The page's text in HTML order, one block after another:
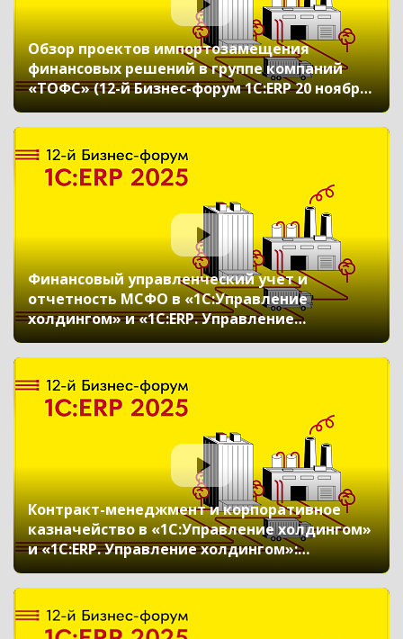
Обзор проектов импортозамещения
финансовых решений в группе компаний
«ТОФС» (12-й Бизнес-форум 1С:ERP 20 ноября
2025 г., Стружкова Юлия, АО «Технологии
ОФС»)
Финансовый управленческий учет и
отчетность МСФО в «1С:Управление
холдингом» и «1С:ERP. Управление
холдингом»: универсальная трансляция,
учет внеоборотных активов, оборотного
капитала, финансовых инструментов, Smart
close и консолидации отчетности
Контракт-менеджмент и корпоративное
казначейство в «1С:Управление холдингом»
и «1С:ERP. Управление холдингом»:
финансовые сделки и управление
обязательствами, ИИ в управлении
ликвидностью, управление процентными,
кредитными и валютными рисками